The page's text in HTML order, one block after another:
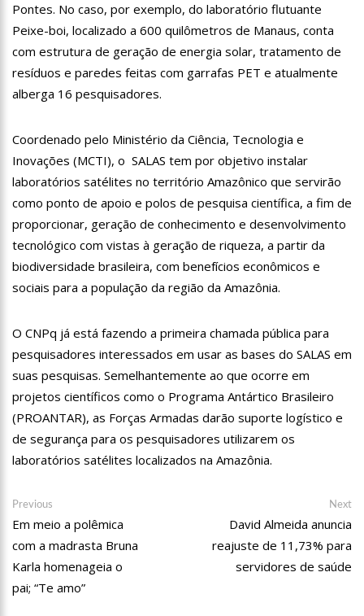
20:34 Capacitação para Conselheiros Tutelares do Amazonas tem
inicio programado para setembro
17:01 Veja agora a programação Cultural para o domingo do Dia
dos Pais na cidade de Manaus.
Após Receber R$21,4 Milhões Do Governo Do Amazonas,
Prime Serviços É Barrada Pelo CSC
suas belas performance
19:03 Deputado Péricles Faz Manobra Que Pode Enterrar CPI Da
Pandemia, Na ALEAM
Começa na próxima semana em Manaus, a vacinação em
massa contra a Influenza, sendo disponibilizada para toda
população.
11:41 Morre Otávio Raman Neves, dono do jornal em tempo,
afiliada do SBT em Manaus, de covid-19. Muita emoção dos
familiares e amigos que compareceram ao velório.
17:35 Omar Aziz anuncia, CPI da Covid não fará recesso.
18:13 402 mil casos de covid-19, já ultrapassa no Amazonas e
registra 14 novos óbitos.
07:35 Covid-19, Wilson Lima, família Lins X CPI DA SAÚDE – AM
20:57 Atenção Para O Golpe Do PIX; Polícia Faz Alerta Importante
18:53
Saiba quem é o novo amor de Flordelis. ela aparece em
vídeo chamando jovem de “amor”
07:27 Prefeitura de Manaus define esquema para o ‘viradão’ da
vacinação contra a Covid-19 nos dias 29 e 30/6
07:21
Mais de 100 agentes da Segurança Pública atuaram durante
a operação ‘Live Parintins 2021’
07:17
Polícia Militar recupera veículos e detém suspeito por furto
Pontes. No caso, por exemplo, do laboratório flutuante
Peixe-boi, localizado a 600 quilômetros de Manaus, conta
com estrutura de geração de energia solar, tratamento de
resíduos e paredes feitas com garrafas PET e atualmente
alberga 16 pesquisadores.
Coordenado pelo Ministério da Ciência, Tecnologia e
Inovações (MCTI), o SALAS tem por objetivo instalar
laboratórios satélites no território Amazônico que servirão
como ponto de apoio e polos de pesquisa científica, a fim de
proporcionar, geração de conhecimento e desenvolvimento
tecnológico com vistas à geração de riqueza, a partir da
biodiversidade brasileira, com benefícios econômicos e
sociais para a população da região da Amazônia.
O CNPq já está fazendo a primeira chamada pública para
pesquisadores interessados em usar as bases do SALAS em
suas pesquisas. Semelhantemente ao que ocorre em
projetos científicos como o Programa Antártico Brasileiro
(PROANTAR), as Forças Armadas darão suporte logístico e
de segurança para os pesquisadores utilizarem os
laboratórios satélites localizados na Amazônia.
Navegação
de
Post
Previous
post:
Em meio a polêmica
com a madrasta Bruna
Karla homenageia o
pai; “Te amo”
Next
David Almeida anuncia
reajuste de 11,73% para
servidores de saúde